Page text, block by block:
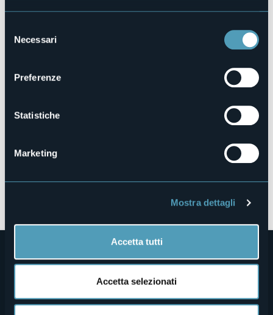
delNecessari
Preferenze
Statistiche
Marketing
Mostra dettagli
Accetta tutti
Accetta selezionati